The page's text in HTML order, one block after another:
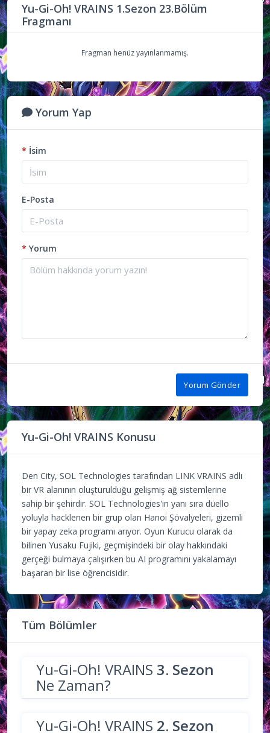
Yu-Gi-Oh! VRAINS 1.Sezon 23.Bölüm
Fragmanı
Fragman henüz yayınlanmamış.
Yorum Yap
* İsim
E-Posta
* Yorum
Yorum Gönder
Yu-Gi-Oh! VRAINS Konusu
Den City, SOL Technologies tarafından LINK VRAINS adlı
bir VR alanının oluşturulduğu gelişmiş ağ sistemlerine
sahip bir şehirdir. SOL Technologies'in yanı sıra düello
yoluyla hacklenen bir grup olan Hanoi Şövalyeleri, gizemli
bir yapay zeka programı arıyor. Oyun Kurucu olarak da
bilinen Yusaku Fujiki, geçmişindeki bir olay hakkındaki
gerçeği bulmaya çalışırken bu AI programını yakalamayı
başaran bir lise öğrencisidir.
Tüm Bölümler
Yu-Gi-Oh! VRAINS 3. Sezon
Ne Zaman?
Yu-Gi-Oh! VRAINS 2. Sezon